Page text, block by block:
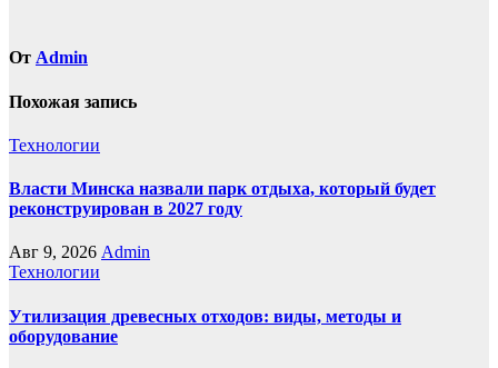
От Admin
Похожая запись
Технологии
Власти Минска назвали парк отдыха, который будет
реконструирован в 2027 году
Авг 9, 2026 Admin
Технологии
Утилизация древесных отходов: виды, методы и
оборудование